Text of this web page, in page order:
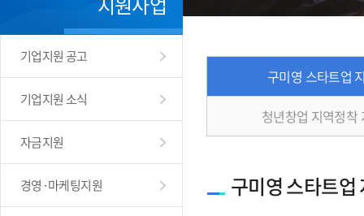
기업지원 공고
기업지원 소식
자금지원
경영·마케팅지원
구미영 스타트업
청년창업 지역정착
구미영 스타트업